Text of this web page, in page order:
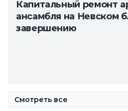
Капитальный ремонт
ансамбля на Невском
завершению
Смотреть все